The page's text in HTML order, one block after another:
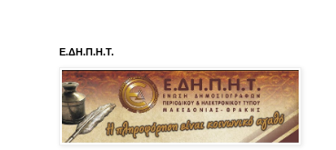
Ε.ΔΗ.Π.Η.Τ.